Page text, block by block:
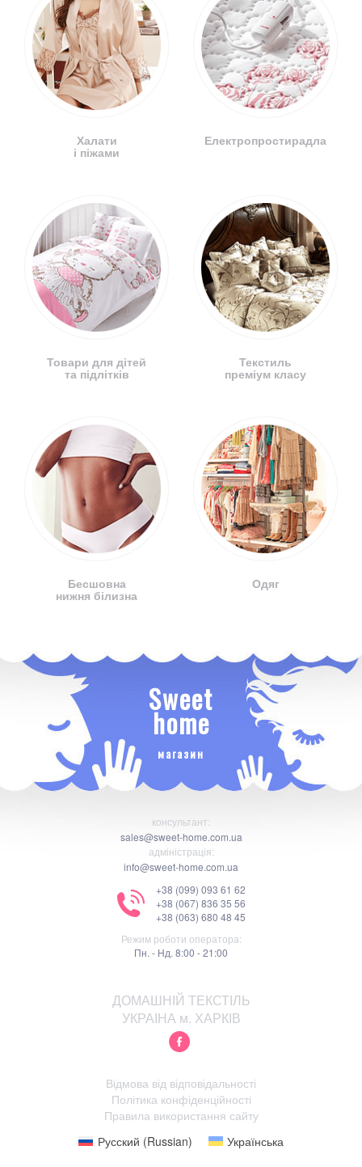
Халати
і піжами
Товари для дітей
та підлітків
Бесшовна
нижня білизна
Електропростирадла
Текстиль
преміум класу
Одяг
Sweet
home
магазин
консультант:
sales@sweet-home.com.ua
адміністрація:
info@sweet-home.com.ua
+38 (099) 093 61 62
+38 (067) 836 35 56
+38 (063) 680 48 45
Режим роботи оператора:
Пн. - Нд. 8:00 - 21:00
ДОМАШНІЙ ТЕКСТІЛЬ
УКРАІНА м. ХАРКІВ
Відмова від відповідальності
Політика конфіденційності
Правила використання сайту
Русский (Russian) Українська